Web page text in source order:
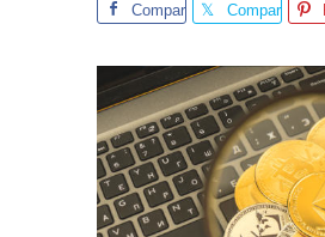
Compar
Compar